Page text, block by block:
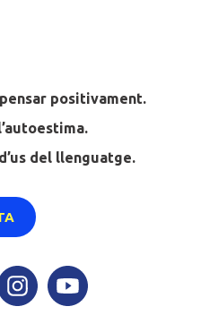
pensar positivament.
d’us del llenguatge.